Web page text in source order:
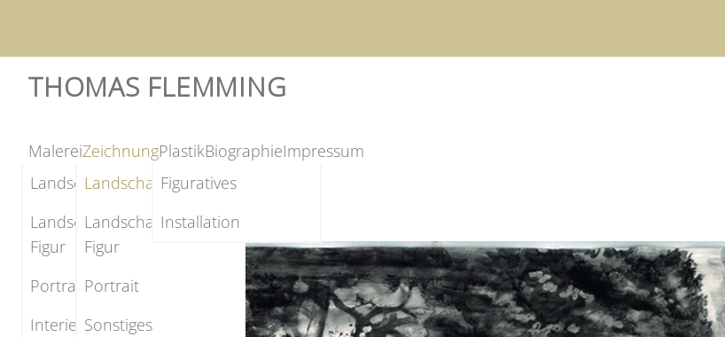
THOMAS FLEMMING
Malerei
Landschaft
Landschaft und
Figur
Portrait
Interieur
Zeichnung
Landschaft
Landschaft und
Figur
Portrait
Sonstiges
Plastik
Figuratives
Installation
BiographieImpressum